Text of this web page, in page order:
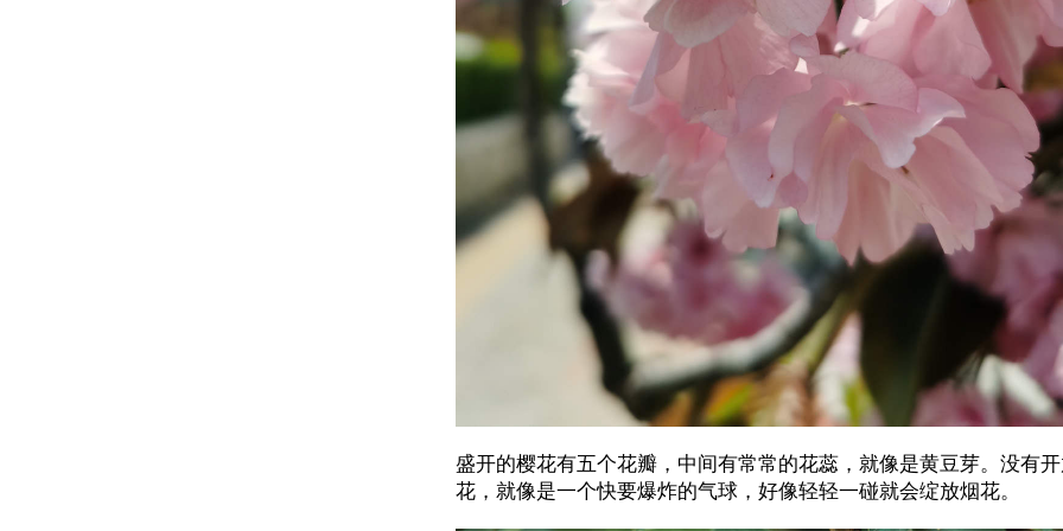
盛开的樱花有五个花瓣，中间有常常的花蕊，就像是黄豆芽。没有
花，就像是一个快要爆炸的气球，好像轻轻一碰就会绽放烟花。